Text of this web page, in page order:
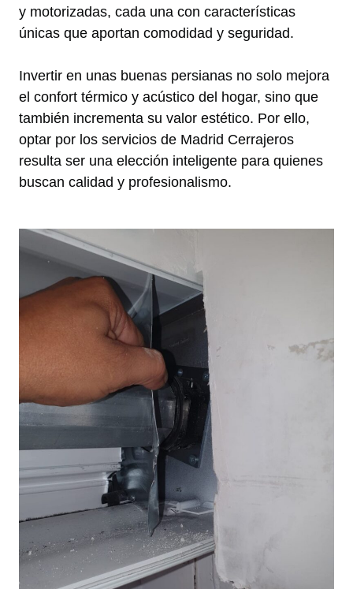
y motorizadas, cada una con características
únicas que aportan comodidad y seguridad.
Invertir en unas buenas persianas no solo mejora
el confort térmico y acústico del hogar, sino que
también incrementa su valor estético. Por ello,
optar por los servicios de Madrid Cerrajeros
resulta ser una elección inteligente para quienes
buscan calidad y profesionalismo.